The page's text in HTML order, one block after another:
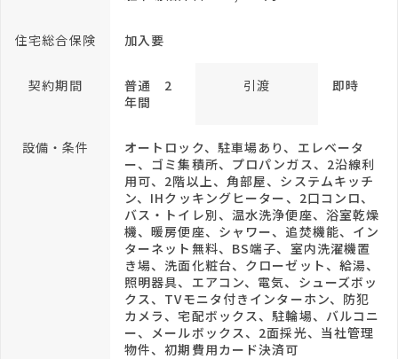
住宅総合保険 加入要
契約期間
普通 2
年間
引渡 即時
設備・条件
オートロック、駐車場あり、エレベータ
ー、ゴミ集積所、プロパンガス、2沿線利
用可、2階以上、角部屋、システムキッチ
ン、IHクッキングヒーター、2口コンロ、
バス・トイレ別、温水洗浄便座、浴室乾燥
機、暖房便座、シャワー、追焚機能、イン
ターネット無料、BS端子、室内洗濯機置
き場、洗面化粧台、クローゼット、給湯、
照明器具、エアコン、電気、シューズボッ
クス、TVモニタ付きインターホン、防犯
カメラ、宅配ボックス、駐輪場、バルコニ
ー、メールボックス、2面採光、当社管理
物件、初期費用カード決済可